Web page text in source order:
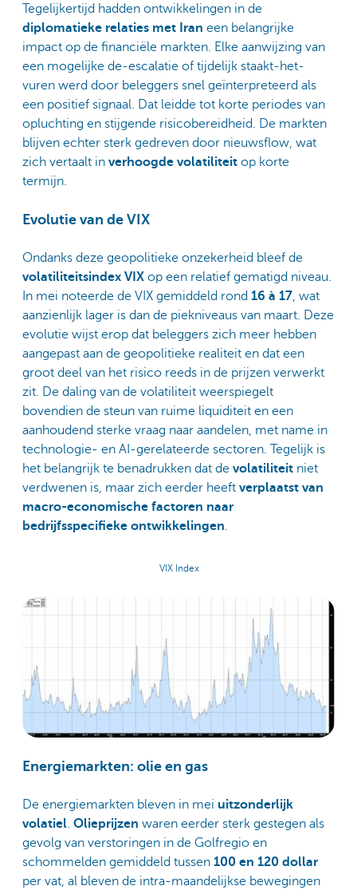
Tegelijkertijd hadden ontwikkelingen in de
diplomatieke relaties met Iran een belangrijke
impact op de financiële markten. Elke aanwijzing van
een mogelijke de-escalatie of tijdelijk staakt-het-
vuren werd door beleggers snel geïnterpreteerd als
een positief signaal. Dat leidde tot korte periodes van
opluchting en stijgende risicobereidheid. De markten
blijven echter sterk gedreven door nieuwsflow, wat
zich vertaalt in verhoogde volatiliteit op korte
termijn.
Evolutie van de VIX
Ondanks deze geopolitieke onzekerheid bleef de
volatiliteitsindex VIX op een relatief gematigd niveau.
In mei noteerde de VIX gemiddeld rond 16 à 17, wat
aanzienlijk lager is dan de piekniveaus van maart. Deze
evolutie wijst erop dat beleggers zich meer hebben
aangepast aan de geopolitieke realiteit en dat een
groot deel van het risico reeds in de prijzen verwerkt
zit. De daling van de volatiliteit weerspiegelt
bovendien de steun van ruime liquiditeit en een
aanhoudend sterke vraag naar aandelen, met name in
technologie- en AI-gerelateerde sectoren. Tegelijk is
het belangrijk te benadrukken dat de volatiliteit niet
verdwenen is, maar zich eerder heeft verplaatst van
macro-economische factoren naar
bedrijfsspecifieke ontwikkelingen.
VIX Index
Energiemarkten: olie en gas
De energiemarkten bleven in mei uitzonderlijk
volatiel. Olieprijzen waren eerder sterk gestegen als
gevolg van verstoringen in de Golfregio en
schommelden gemiddeld tussen 100 en 120 dollar
per vat, al bleven de intra-maandelijkse bewegingen